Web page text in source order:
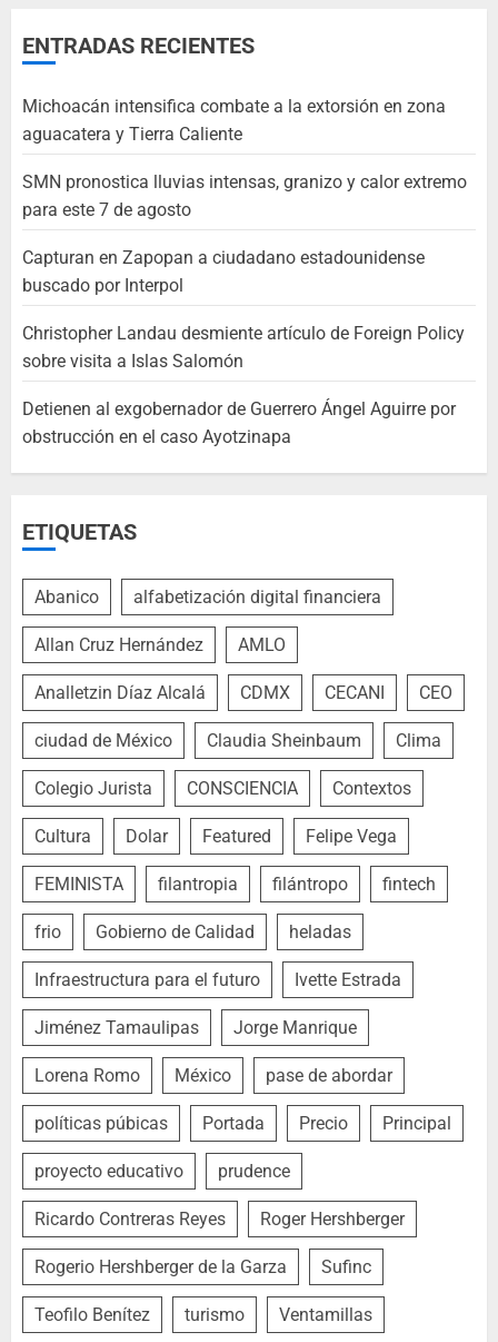
ENTRADAS RECIENTES
Michoacán intensifica combate a la extorsión en zona
aguacatera y Tierra Caliente
SMN pronostica lluvias intensas, granizo y calor extremo
para este 7 de agosto
Capturan en Zapopan a ciudadano estadounidense
buscado por Interpol
Christopher Landau desmiente artículo de Foreign Policy
sobre visita a Islas Salomón
Detienen al exgobernador de Guerrero Ángel Aguirre por
obstrucción en el caso Ayotzinapa
ETIQUETAS
Abanico alfabetización digital financiera
Allan Cruz Hernández AMLO
Analletzin Díaz Alcalá CDMX CECANI CEO
ciudad de México Claudia Sheinbaum Clima
Colegio Jurista CONSCIENCIA Contextos
Cultura Dolar Featured Felipe Vega
FEMINISTA filantropia filántropo fintech
frio Gobierno de Calidad heladas
Infraestructura para el futuro Ivette Estrada
Jiménez Tamaulipas Jorge Manrique
Lorena Romo México pase de abordar
políticas púbicas Portada Precio Principal
proyecto educativo prudence
Ricardo Contreras Reyes Roger Hershberger
Rogerio Hershberger de la Garza Sufinc
Teofilo Benítez turismo Ventamillas